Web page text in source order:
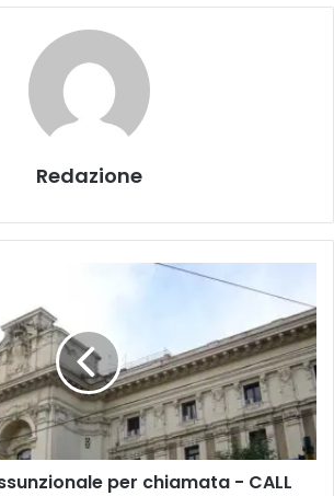
Redazione
per chiamata - CALL